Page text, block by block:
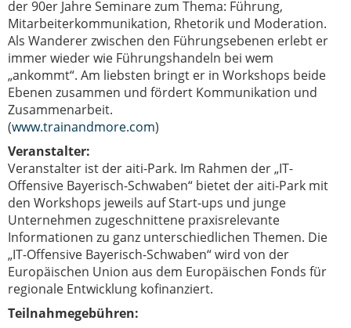
der 90er Jahre Seminare zum Thema: Führung,
Mitarbeiterkommunikation, Rhetorik und Moderation.
Als Wanderer zwischen den Führungsebenen erlebt er
immer wieder wie Führungshandeln bei wem
„ankommt“. Am liebsten bringt er in Workshops beide
Ebenen zusammen und fördert Kommunikation und
Zusammenarbeit.
(www.trainandmore.com)
Veranstalter:
Veranstalter ist der aiti-Park. Im Rahmen der „IT-
Offensive Bayerisch-Schwaben“ bietet der aiti-Park mit
den Workshops jeweils auf Start-ups und junge
Unternehmen zugeschnittene praxisrelevante
Informationen zu ganz unterschiedlichen Themen. Die
„IT-Offensive Bayerisch-Schwaben“ wird von der
Europäischen Union aus dem Europäischen Fonds für
regionale Entwicklung kofinanziert.
Teilnahmegebühren: